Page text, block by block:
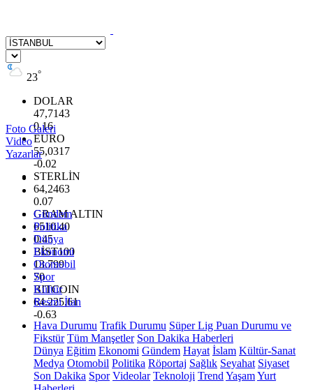
23°
DOLAR
47,7143
0.16
EURO
55,0317
-0.02
STERLİN
64,2463
0.07
GRAM ALTIN
6510.40
0.45
BİST100
13.799
70
BITCOIN
64.225,61
-0.63
Foto Galeri
Video
Yazarlar
Gündem
Politika
Dünya
Ekonomi
Otomobil
Spor
Kültür
Resmi İlan
Hava Durumu Trafik Durumu Süper Lig Puan Durumu ve
Fikstür Tüm Manşetler Son Dakika Haberleri
Dünya Eğitim Ekonomi Gündem Hayat İslam Kültür-Sanat
Medya Otomobil Politika Röportaj Sağlık Seyahat Siyaset
Son Dakika Spor Videolar Teknoloji Trend YaşamYurt